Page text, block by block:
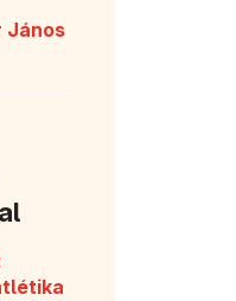
János